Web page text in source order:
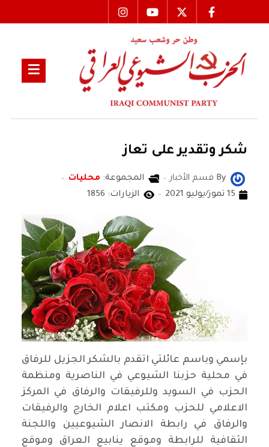
شكر وتقدير على تعاز
By فسم الأخبار المجموعة: محليات
15 تموز/يوليو 2021
الزيارات: 1856
بإسمي وباسم عائلتي اتقدم بالشكر الجزيل للرفاق
في محلية حزبنا الشيوعي في الناصرية ومنظمة
الحزب في السويد وللرفيقات والرفاق في المركز
الاعلامي للحزب ومكتب اعلام الخارج والرفيقات
والرفاق في رابطة الانصار الشيوعيين واللجنة
الثقافية للرابطة وموقع ينابيع العراق وموقع